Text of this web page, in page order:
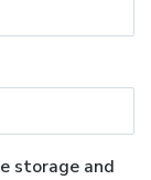
storage and